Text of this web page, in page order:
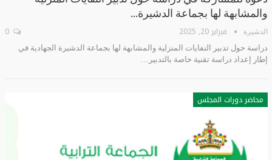
والمشابهة لها بجماعة الدشيرة…
الدشيرة فبراير 20, 2025 0
دراسة حول تدبير النفايات المنزلية والمشابهة لها بجماعة الدشيرة الجهادية في
إطار إعداد دراسة تقنية خاصة بالتدبير…
محاضر دورات المجلس